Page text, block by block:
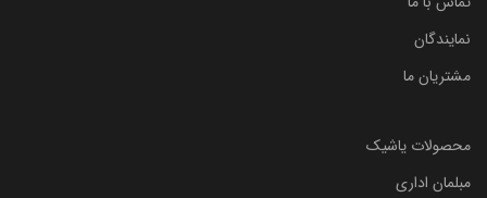
نمایندگان
مشتریان ما
محصولات یاشیک
مبلمان اداری